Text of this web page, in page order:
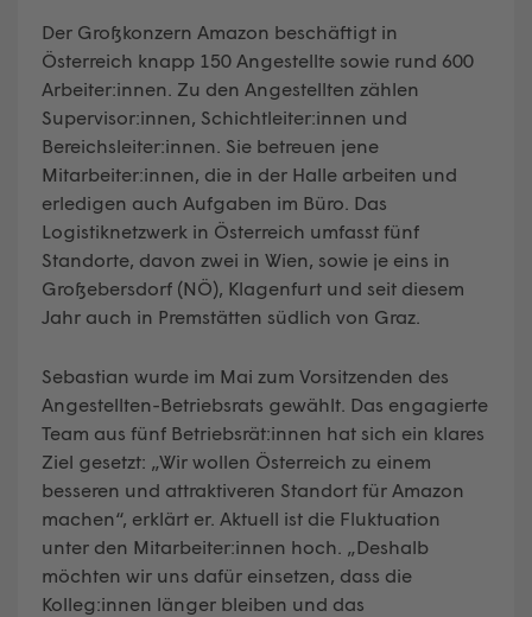
Der Großkonzern Amazon beschäftigt in
Österreich knapp 150 Angestellte sowie rund 600
Arbeiter:innen. Zu den Angestellten zählen
Supervisor:innen, Schichtleiter:innen und
Bereichsleiter:innen. Sie betreuen jene
Mitarbeiter:innen, die in der Halle arbeiten und
erledigen auch Aufgaben im Büro. Das
Logistiknetzwerk in Österreich umfasst fünf
Standorte, davon zwei in Wien, sowie je eins in
Großebersdorf (NÖ), Klagenfurt und seit diesem
Jahr auch in Premstätten südlich von Graz.
Sebastian wurde im Mai zum Vorsitzenden des
Angestellten-Betriebsrats gewählt. Das engagierte
Team aus fünf Betriebsrät:innen hat sich ein klares
Ziel gesetzt: „Wir wollen Österreich zu einem
besseren und attraktiveren Standort für Amazon
machen“, erklärt er. Aktuell ist die Fluktuation
unter den Mitarbeiter:innen hoch. „Deshalb
möchten wir uns dafür einsetzen, dass die
Kolleg:innen länger bleiben und das